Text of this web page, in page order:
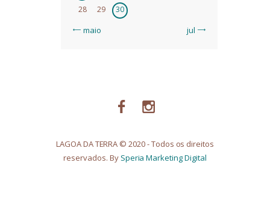
28
29 30
« maio jul »
LAGOA DA TERRA © 2020 - Todos os direitos
reservados. By Speria Marketing Digital